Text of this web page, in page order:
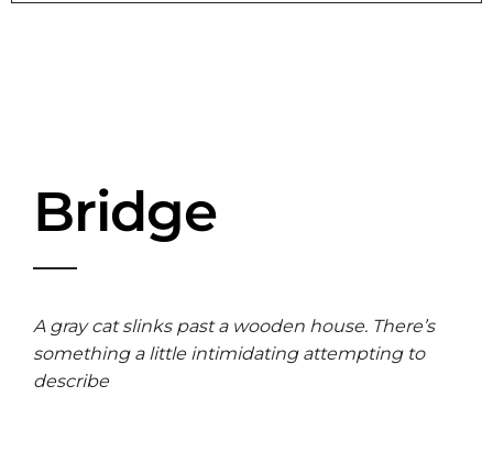
Bridge
A gray cat slinks past a wooden house. There’s
something a little intimidating attempting to
describe